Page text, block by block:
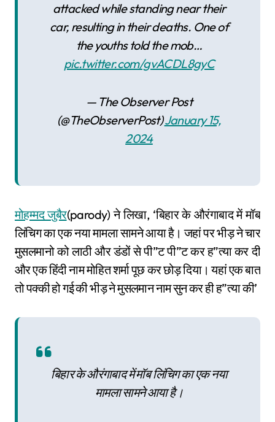
attacked while standing near their
car, resulting in their deaths. One of
the youths told the mob…
pic.twitter.com/gvACDL8gyC
— The Observer Post
(@TheObserverPost)January 15,
2024
मोहम्मद जुबैर(parody) ने लिखा, ‘बिहार के औरंगाबाद में मॉब
लिंचिग का एक नया मामला सामने आया है। जहां पर भीड़ ने चार
मुसलमानो को लाठी और डंडों से पी”ट पी”ट कर ह”त्या कर दी
और एक हिंदी नाम मोहित शर्मा पूछ कर छोड़ दिया। यहां एक बात
तो पक्की हो गई की भीड़ ने मुसलमान नाम सुन कर ही ह”त्या की’
बिहार के औरंगाबाद में मॉब लिंचिग का एक नया
मामला सामने आया है।